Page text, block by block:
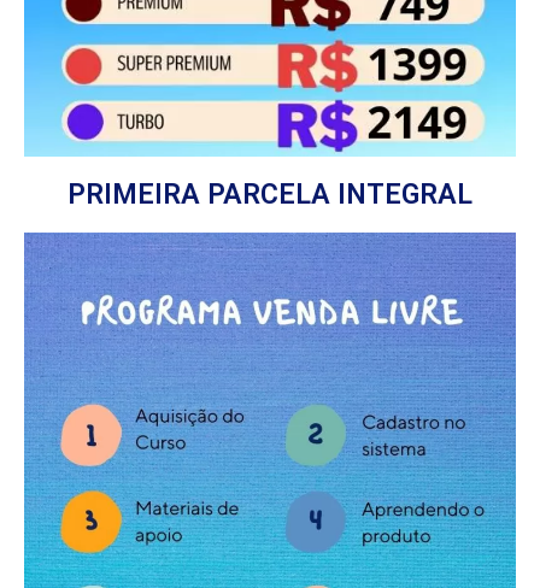
PRIMEIRA PARCELA INTEGRAL